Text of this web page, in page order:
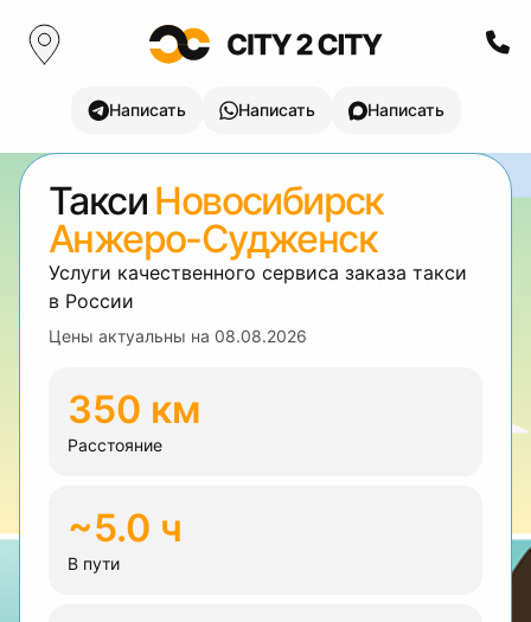
Написать Написать Написать
Такси Новосибирск
Анжеро-Судженск
Услуги качественного сервиса заказа такси
в России
Цены актуальны на 08.08.2026
350 км
Расстояние
~5.0 ч
В пути